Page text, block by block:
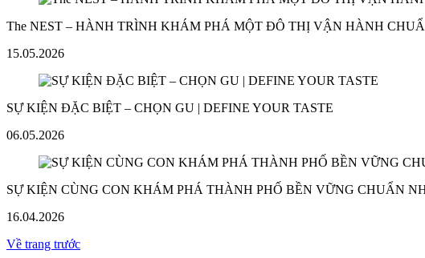
The NEST – HÀNH TRÌNH KHÁM PHÁ MỘT ĐÔ THỊ VẬN HÀNH
15.05.2026
SỰ KIỆN ĐẶC BIỆT – CHỌN GU | DEFINE YOUR TASTE
06.05.2026
SỰ KIỆN CÙNG CON KHÁM PHÁ THÀNH PHỐ BỀN VỮNG CHUẨN
16.04.2026
Về trang trước